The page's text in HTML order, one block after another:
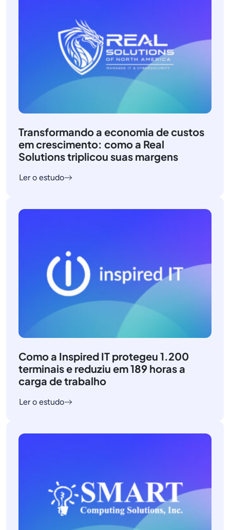
Transformando a economia de custos
em crescimento: como a Real
Solutions triplicou suas margens
Ler o estudo
Como a Inspired IT protegeu 1.200
terminais e reduziu em 189 horas a
carga de trabalho
Ler o estudo